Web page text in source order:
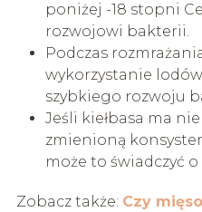
poniżej -18 stopni
rozwojowi bakterii.
Podczas
wykorzystanie
szybkiego rozwoju
Jeśli kiełbasa ma
zmienioną
może to świadczyć
Zobacz także: Czy